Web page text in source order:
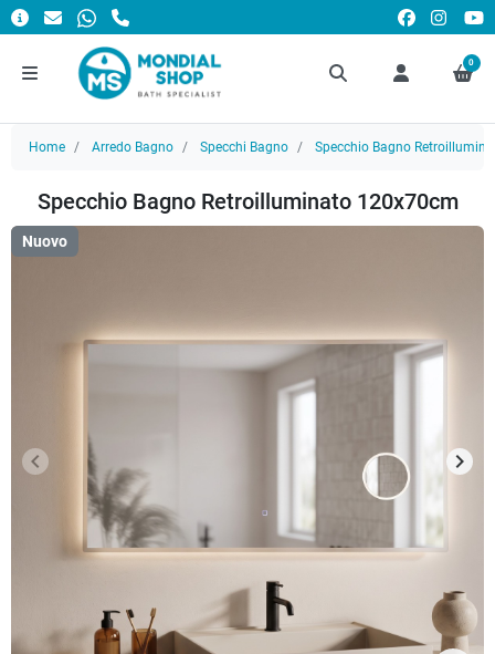
0
Home Arredo Bagno Specchi Bagno Specchio Bagno
Specchio Bagno Retroilluminato 120x70cm
Nuovo
Precedente
keyboard_arrow_left keyboard_arrow_right